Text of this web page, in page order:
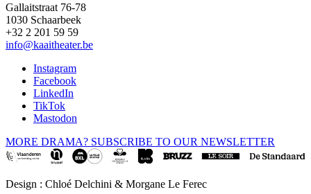
Gallaitstraat 76-78
1030 Schaarbeek
+32 2 201 59 59
info@kaaitheater.be
Instagram
Facebook
LinkedIn
TikTok
Mastodon
MORE DRAMA? SUBSCRIBE TO OUR NEWSLETTER
Design : Chloé Delchini & Morgane Le Ferec